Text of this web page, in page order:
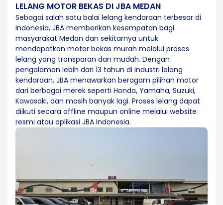
LELANG MOTOR BEKAS DI JBA MEDAN
Sebagai salah satu balai lelang kendaraan terbesar di
Indonesia, JBA memberikan kesempatan bagi
masyarakat Medan dan sekitarnya untuk
mendapatkan motor bekas murah melalui proses
lelang yang transparan dan mudah. Dengan
pengalaman lebih dari 13 tahun di industri lelang
kendaraan, JBA menawarkan beragam pilihan motor
dari berbagai merek seperti Honda, Yamaha, Suzuki,
Kawasaki, dan masih banyak lagi. Proses lelang dapat
diikuti secara offline maupun online melalui website
resmi atau aplikasi JBA Indonesia.